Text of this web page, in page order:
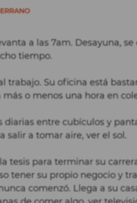
a las 7am. Desayuna,
tiempo.
trabajo. Su oficina está
más o menos una hora en
diarias entre cubículos y
salir a tomar aire, ver el sol.
tesis para terminar su
tener su propio negocio y
comenzó. Llega a su